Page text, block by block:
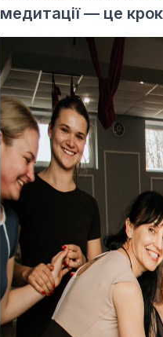
медитації — це